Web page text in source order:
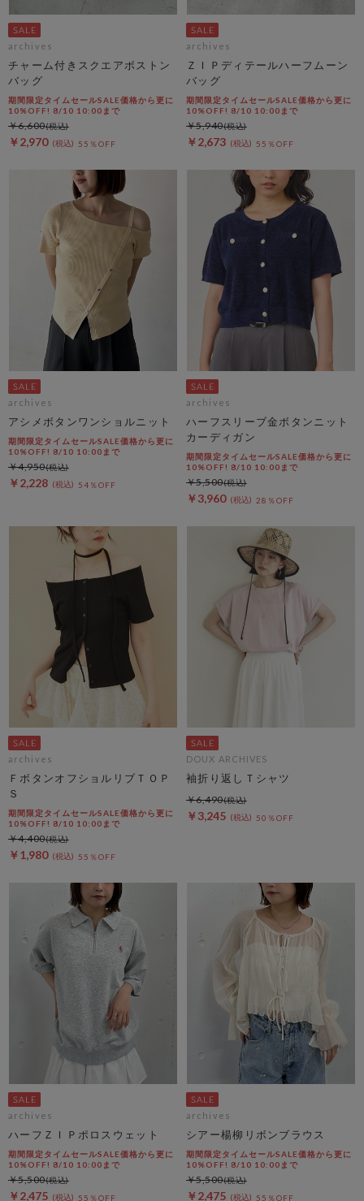
archives
チャーム付きスクエアボストン
バッグ
期間限定タイムセールSALE価格から更に
10%OFF! 8/10 10:00まで
￥2,970 55％OFF
￥6,600
archives
ＺＩＰディテールハーフムーン
バッグ
期間限定タイムセールSALE価格から更に
10%OFF! 8/10 10:00まで
￥2,673 55％OFF
￥5,940
archives
アシメボタンワンショルニット
期間限定タイムセールSALE価格から更に
10%OFF! 8/10 10:00まで
￥2,228 54％OFF
￥4,950
archives
ハーフスリーブ金ボタンニット
カーディガン
期間限定タイムセールSALE価格から更に
10%OFF! 8/10 10:00まで
￥3,960 28％OFF
￥5,500
archives
ＦボタンオフショルリブＴＯＰ
Ｓ
期間限定タイムセールSALE価格から更に
10%OFF! 8/10 10:00まで
￥1,980 55％OFF
￥4,400
DOUX ARCHIVES
袖折り返しＴシャツ
￥3,245 50％OFF
￥6,490
archives
ハーフＺＩＰポロスウェット
期間限定タイムセールSALE価格から更に
10%OFF! 8/10 10:00まで
￥2,475 55％OFF
￥5,500
archives
シアー楊柳リボンブラウス
期間限定タイムセールSALE価格から更に
10%OFF! 8/10 10:00まで
￥2,475 55％OFF
￥5,500